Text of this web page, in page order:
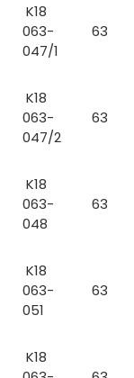
K18
063-
047/1
63
K18
063-
047/2
63
K18
063-
048
63
K18
063-
051
63
K18